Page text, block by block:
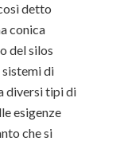
detto
conica
del silos
sistemi di
diversi tipi di
esigenze
che si